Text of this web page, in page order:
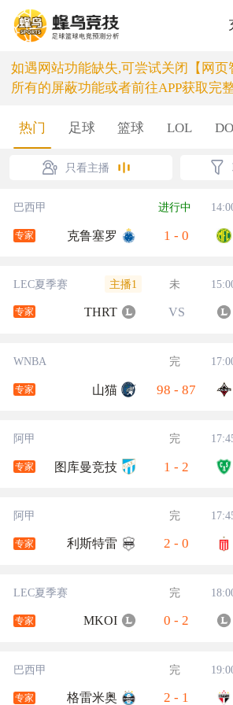
如遇网站功能缺失,可尝试关闭【网页
所有的屏蔽功能或者前往APP获取完
热门 足球 篮球 LOL
只看主播
巴西甲 进行中
专家 克鲁塞罗 1 - 0
LEC夏季赛 主播1 未
专家 THRT VS
WNBA 完
专家 山猫 98 - 87
阿甲 完
专家 图库曼竞技 1 - 2
阿甲 完
专家 利斯特雷 2 - 0
LEC夏季赛 完
专家 MKOI 0 - 2
巴西甲 完
专家 格雷米奥 2 - 1